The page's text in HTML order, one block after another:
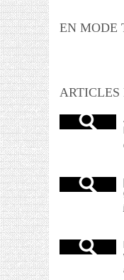
EN MODE
ARTICLES